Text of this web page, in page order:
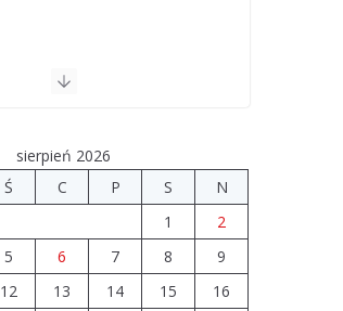
sierpień 2026
Ś C P S
N
1
2
5 6 7 8
9
12 13 14 15
16